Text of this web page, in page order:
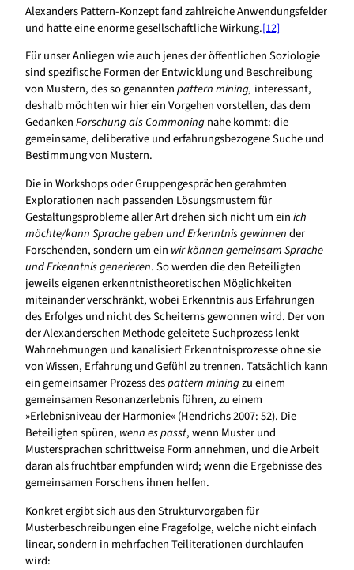
Alexanders Pattern-Konzept fand zahlreiche Anwendungsfelder
und hatte eine enorme gesellschaftliche Wirkung.[12]
Für unser Anliegen wie auch jenes der öffentlichen Soziologie
sind spezifische Formen der Entwicklung und Beschreibung
von Mustern, des so genanntenpattern mining, interessant,
deshalb möchten wir hier ein Vorgehen vorstellen, das dem
GedankenForschung als Commoningnahe kommt: die
gemeinsame, deliberative und erfahrungsbezogene Suche und
Bestimmung von Mustern.
Die in Workshops oder Gruppengesprächen gerahmten
Explorationen nach passenden Lösungsmustern für
Gestaltungsprobleme aller Art drehen sich nicht um einich
möchte/kann Sprache geben und Erkenntnis gewinnender
Forschenden, sondern um ein wir können gemeinsam Sprache
und Erkenntnis generieren. So werden die den Beteiligten
jeweils eigenen erkenntnistheoretischen Möglichkeiten
miteinander verschränkt, wobei Erkenntnis aus Erfahrungen
des Erfolges und nicht des Scheiterns gewonnen wird. Der von
der Alexanderschen Methode geleitete Suchprozess lenkt
Wahrnehmungen und kanalisiert Erkenntnisprozesse ohne sie
von Wissen, Erfahrung und Gefühl zu trennen. Tatsächlich kann
ein gemeinsamer Prozess despattern miningzu einem
gemeinsamen Resonanzerlebnis führen, zu einem
»Erlebnisniveau der Harmonie« (Hendrichs 2007: 52). Die
Beteiligten spüren, wenn es passt, wenn Muster und
Mustersprachen schrittweise Form annehmen, und die Arbeit
daran als fruchtbar empfunden wird; wenn die Ergebnisse des
gemeinsamen Forschens ihnen helfen.
Konkret ergibt sich aus den Strukturvorgaben für
Musterbeschreibungen eine Fragefolge, welche nicht einfach
linear, sondern in mehrfachen Teiliterationen durchlaufen
wird: